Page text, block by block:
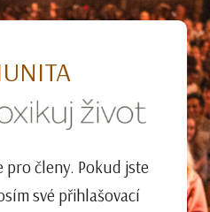
pro členy. Pokud jste
své přihlašovací